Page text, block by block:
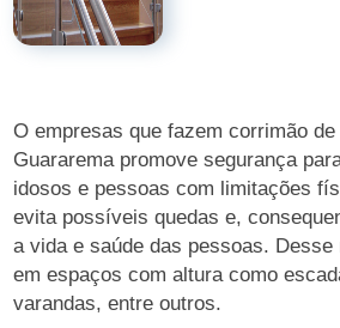
O empresas que fazem corrimão
Guararema promove segurança
idosos e pessoas com limitações
evita possíveis quedas e,
a vida e saúde das pessoas. Desse
em espaços com altura como
varandas, entre outros.